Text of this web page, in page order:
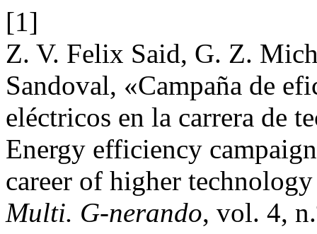
[1]
Z. V. Felix Said, G. Z.
Sandoval, «Campaña de
eléctricos en la carrera de
Energy efficiency
career of higher
Multi. G-nerando, vol. 4,